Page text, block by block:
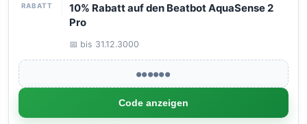
RABATT
10% Rabatt auf den Beatbot AquaSense 2
Pro
📅 bis 31.12.3000
●●●●●●
Code anzeigen